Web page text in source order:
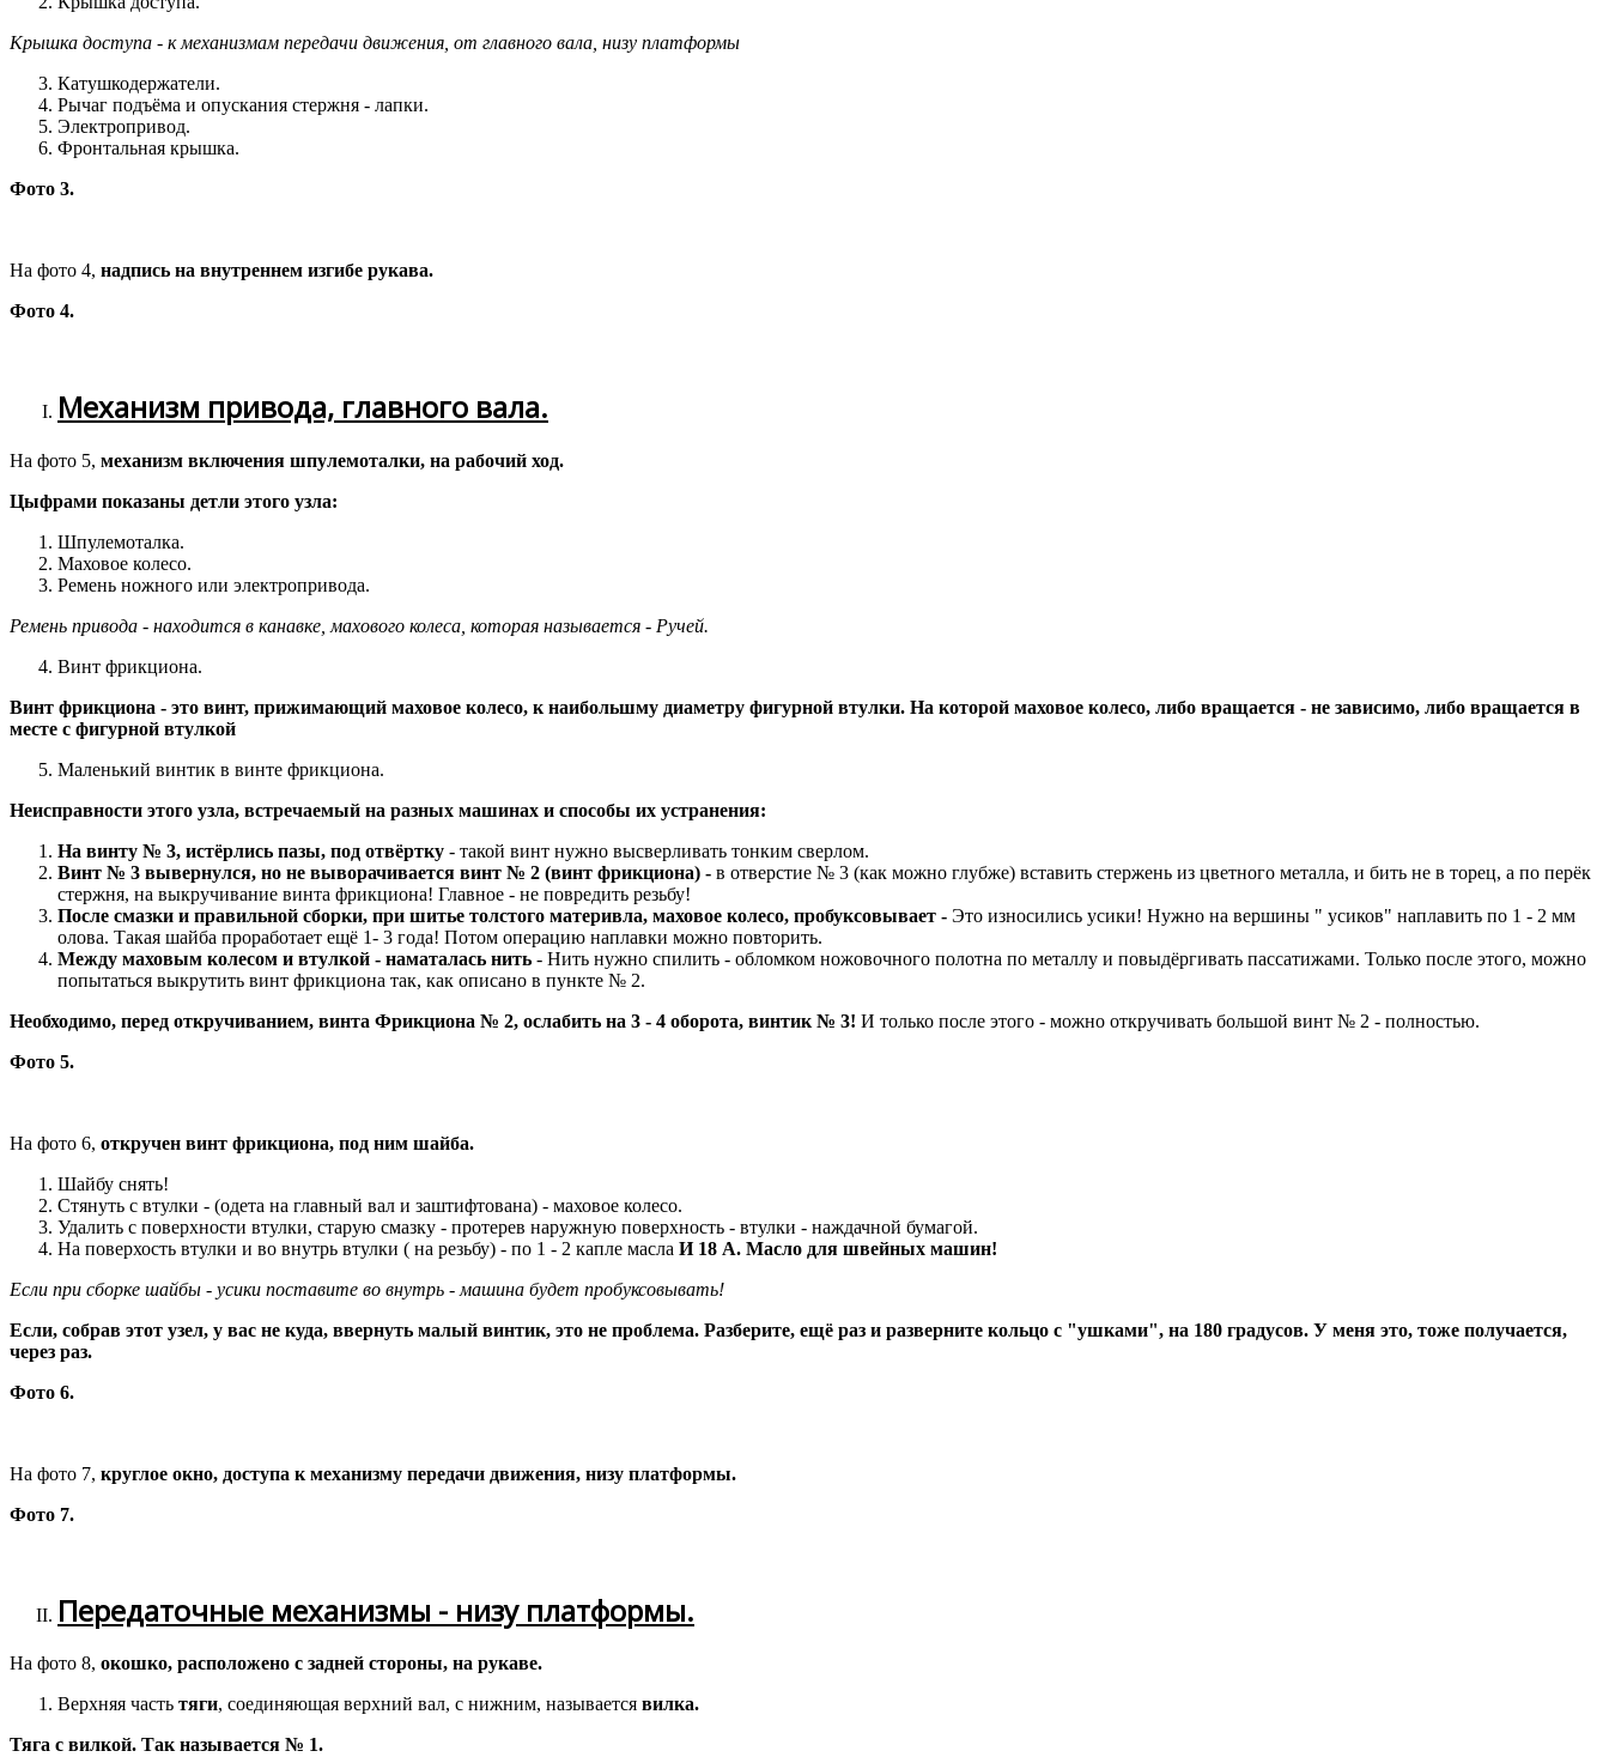
Крышка доступа - к механизмам передачи движения, от главного вала, низу платформы
Катушкодержатели.
Рычаг подъёма и опускания стержня - лапки.
Электропривод.
Фронтальная крышка.
Фото 3.
На фото 4, надпись на внутреннем изгибе рукава.
Фото 4.
Механизм привода, главного вала.
На фото 5, механизм включения шпулемоталки, на рабочий ход.
Цыфрами показаны детли этого узла:
Шпулемоталка.
Маховое колесо.
Ремень ножного или электропривода.
Ремень привода - находится в канавке, махового колеса, которая называется - Ручей.
Винт фрикциона.
Винт фрикциона - это винт, прижимающий маховое колесо, к наибольшму диаметру фигурной втулки. На которой маховое колесо, либо вращается - не зависимо, либо вращается в
месте с фигурной втулкой
Маленький винтик в винте фрикциона.
Неисправности этого узла, встречаемый на разных машинах и способы их устранения:
На винту № 3, истёрлись пазы, под отвёртку - такой винт нужно высверливать тонким сверлом.
Винт № 3 вывернулся, но не выворачивается винт № 2 (винт фрикциона) - в отверстие № 3 (как можно глубже) вставить стержень из цветного металла, и бить не в торец, а по перёк
стержня, на выкручивание винта фрикциона! Главное - не повредить резьбу!
После смазки и правильной сборки, при шитье толстого материвла, маховое колесо, пробуксовывает - Это износились усики! Нужно на вершины " усиков" наплавить по 1 - 2 мм
олова. Такая шайба проработает ещё 1- 3 года! Потом операцию наплавки можно повторить.
Между маховым колесом и втулкой - наматалась нить - Нить нужно спилить - обломком ножовочного полотна по металлу и повыдёргивать пассатижами. Только после этого, можно
попытаться выкрутить винт фрикциона так, как описано в пункте № 2.
Необходимо, перед откручиванием, винта Фрикциона № 2, ослабить на 3 - 4 оборота, винтик № 3! И только после этого - можно откручивать большой винт № 2 - полностью.
Фото 5.
На фото 6, откручен винт фрикциона, под ним шайба.
Шайбу снять!
Стянуть с втулки - (одета на главный вал и заштифтована) - маховое колесо.
Удалить с поверхности втулки, старую смазку - протерев наружную поверхность - втулки - наждачной бумагой.
На поверхость втулки и во внутрь втулки ( на резьбу) - по 1 - 2 капле масла И 18 А. Масло для швейных машин!
Если при сборке шайбы - усики поставите во внутрь - машина будет пробуксовывать!
Если, собрав этот узел, у вас не куда, ввернуть малый винтик, это не проблема. Разберите, ещё раз и разверните кольцо с "ушками", на 180 градусов. У меня это, тоже получается,
через раз.
Фото 6.
На фото 7, круглое окно, доступа к механизму передачи движения, низу платформы.
Фото 7.
Передаточные механизмы - низу платформы.
На фото 8, окошко, расположено с задней стороны, на рукаве.
Верхняя часть тяги, соединяющая верхний вал, с нижним, называется вилка.
Тяга с вилкой. Так называется № 1.